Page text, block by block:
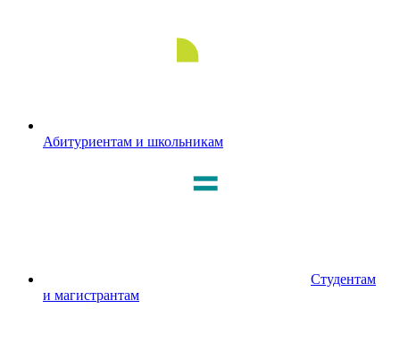
Абитуриентам и школьникам
Студентам
и магистрантам